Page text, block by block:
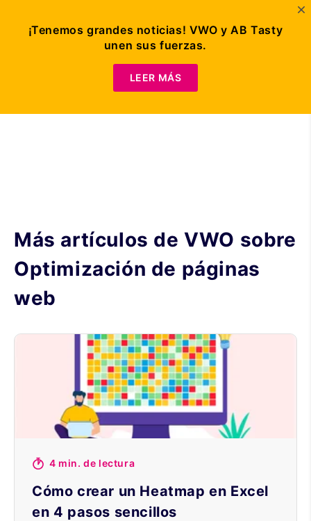
Más artículos de VWO sobre
Optimización de páginas
web
4 min. de lectura
Cómo crear un Heatmap en Excel
en 4 pasos sencillos
¡Tenemos grandes noticias! VWO y AB Tasty
unen sus fuerzas.
LEER MÁS